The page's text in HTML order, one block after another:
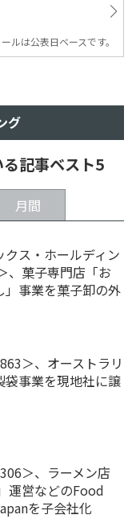
ルは公表日ベースです。
グ
る記事ベスト5
月間
クス・ホールディン
、菓子専門店「お
」事業を菓子卸の外
＞、オーストラリ
袋事業を現地社に譲
＞、ラーメン店
運営などのFood
を子会社化